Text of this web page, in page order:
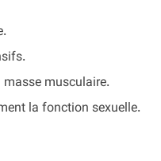
musculaire.
la fonction sexuelle.